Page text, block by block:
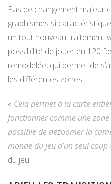
Pas de changement majeur
graphismes si
un tout nouveau traitement
possibilité de jouer en 120
remodelée, qui permet de
les différentes zones.
« Cela permet à la carte
fonctionner comme une
possible de dézoomer la
monde du jeu d’un seul coup
du jeu.